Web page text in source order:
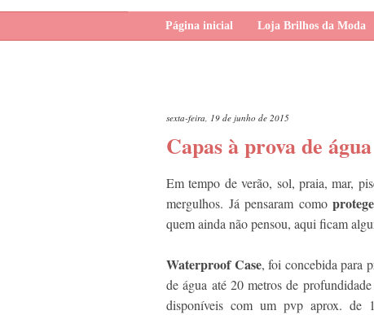
Página inicial Loja Brilhos da Moda
sexta-feira, 19 de junho de 2015
Capas à prova de
Em tempo de verão, sol, praia, mar,
mergulhos. Já pensaram como protege
quem ainda não pensou, aqui ficam
Waterproof Case, foi concebida para
de água até 20 metros de
disponíveis com um pvp aprox. de